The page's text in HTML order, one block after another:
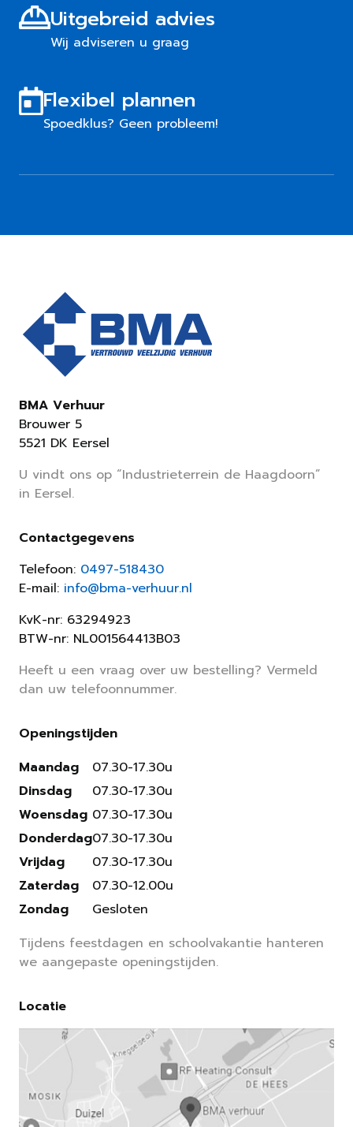
Uitgebreid advies
Wij adviseren u graag
Flexibel plannen
Spoedklus? Geen probleem!
BMA Verhuur
Brouwer 5
5521 DK Eersel
U vindt ons op “Industrieterrein de Haagdoorn”
in Eersel.
Contactgegevens
Telefoon: 0497-518430
E-mail: info@bma-verhuur.nl
KvK-nr: 63294923
BTW-nr: NL001564413B03
Heeft u een vraag over uw bestelling? Vermeld
dan uw telefoonnummer.
Openingstijden
Maandag
Dinsdag
Woensdag
Donderdag
Vrijdag
Zaterdag
Zondag
07.30-17.30u
07.30-17.30u
07.30-17.30u
07.30-17.30u
07.30-17.30u
07.30-12.00u
Gesloten
Tijdens feestdagen en schoolvakantie hanteren
we aangepaste openingstijden.
Locatie